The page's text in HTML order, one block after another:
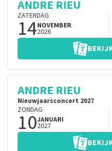
ANDRE RIEU
ZATERDAG
14NOVEMBER
2026
ANDRE RIEU
Nieuwjaarsconcert 2027
ZONDAG
10JANUARI
2027